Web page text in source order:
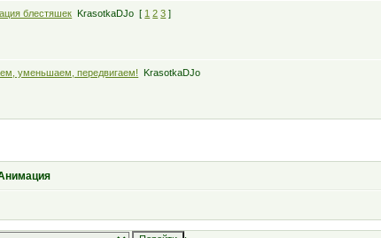
блестяшек KrasotkaDJo [ 1 2 3 ]
уменьшаем, передвигаем!
KrasotkaDJo